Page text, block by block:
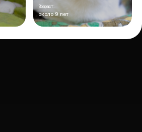
Возраст:
около 9 лет